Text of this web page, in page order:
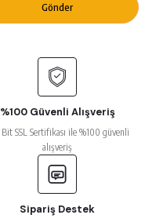
Gönder
%100 Güvenli Alışveriş
SSL Sertifikası ile %100 güvenli
alışveriş
Sipariş Destek